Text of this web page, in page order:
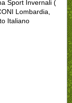
Sport Invernali (
Lombardia,
Italiano